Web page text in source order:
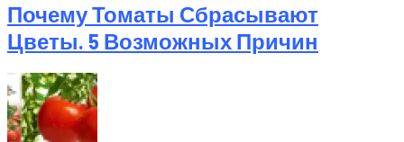
Почему Томаты Сбрасывают
Цветы. 5 Возможных Причин